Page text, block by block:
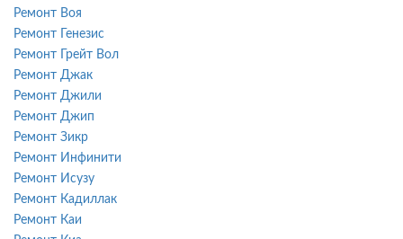
Ремонт Воя
Ремонт Генезис
Ремонт Грейт Вол
Ремонт Джак
Ремонт Джили
Ремонт Джип
Ремонт Зикр
Ремонт Инфинити
Ремонт Исузу
Ремонт Кадиллак
Ремонт Каи